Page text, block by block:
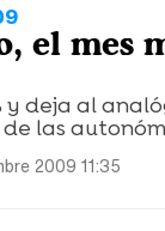
el mes
y deja al
las
2009 11:35